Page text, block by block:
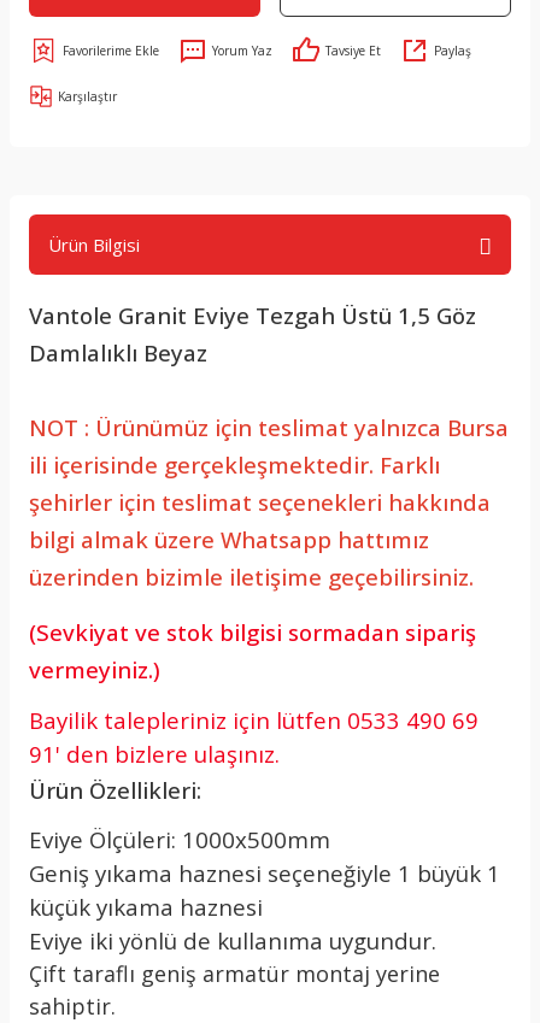
Yorum Yaz Tavsiye Et Paylaş
Karşılaştır
Ürün Bilgisi
Vantole Granit Eviye Tezgah Üstü 1,5 Göz
Damlalıklı Beyaz
NOT : Ürünümüz için teslimat yalnızca Bursa
ili içerisinde gerçekleşmektedir. Farklı
şehirler için teslimat seçenekleri hakkında
bilgi almak üzere Whatsapp hattımız
üzerinden bizimle iletişime geçebilirsiniz.
(Sevkiyat ve stok bilgisi sormadan sipariş
vermeyiniz.)
Bayilik talepleriniz için lütfen 0533 490 69
91' den bizlere ulaşınız.
Ürün Özellikleri:
Eviye Ölçüleri: 1000x500mm
Geniş yıkama haznesi seçeneğiyle 1 büyük 1
küçük yıkama haznesi
Eviye iki yönlü de kullanıma uygundur.
Çift taraflı geniş armatür montaj yerine
sahiptir.